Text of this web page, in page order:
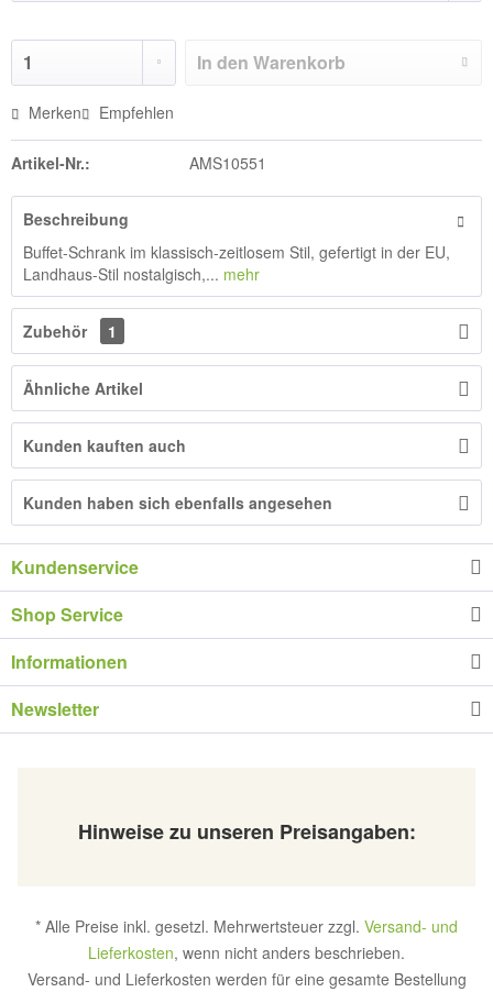
In den Warenkorb
Merken Empfehlen
Artikel-Nr.: AMS10551
Beschreibung
Buffet-Schrank im klassisch-zeitlosem Stil, gefertigt in der EU,
Landhaus-Stil nostalgisch,... mehr
Zubehör 1
Ähnliche Artikel
Kunden kauften auch
Kunden haben sich ebenfalls angesehen
Kundenservice
Shop Service
Informationen
Newsletter
Hinweise zu unseren Preisangaben:
* Alle Preise inkl. gesetzl. Mehrwertsteuer zzgl. Versand- und
Lieferkosten, wenn nicht anders beschrieben.
Versand- und Lieferkosten werden für eine gesamte Bestellung